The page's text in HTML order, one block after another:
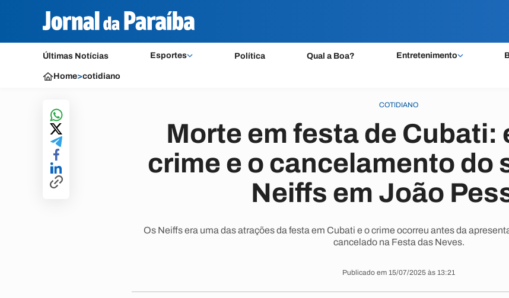
Últimas Notícias Esportes Política Qual a Boa? Entretenimento
Home>cotidiano
COTIDIANO
Morte em festa de Cubati:
crime e o cancelamento do
Neiffs em João
Os Neiffs era uma das atrações da festa em Cubati e o crime ocorreu antes da
cancelado na Festa das Neves.
Publicado em 15/07/2025 às 13:21